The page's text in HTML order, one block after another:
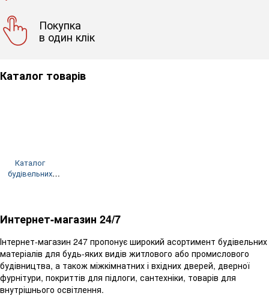
Покупка
в один клік
Каталог товарів
Каталог
будівельних
Интернет-магазин 24/7
Інтернет-магазин 247 пропонує широкий асортимент будівельних
матеріалів для будь-яких видів житлового або промислового
будівництва, а також міжкімнатних і вхідних дверей, дверної
фурнітури, покриттів для підлоги, сантехніки, товарів для
внутрішнього освітлення.